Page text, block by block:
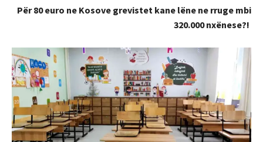
Për 80 euro ne Kosove grevistet kane lëne ne rruge mbi
320.000 nxënese?!